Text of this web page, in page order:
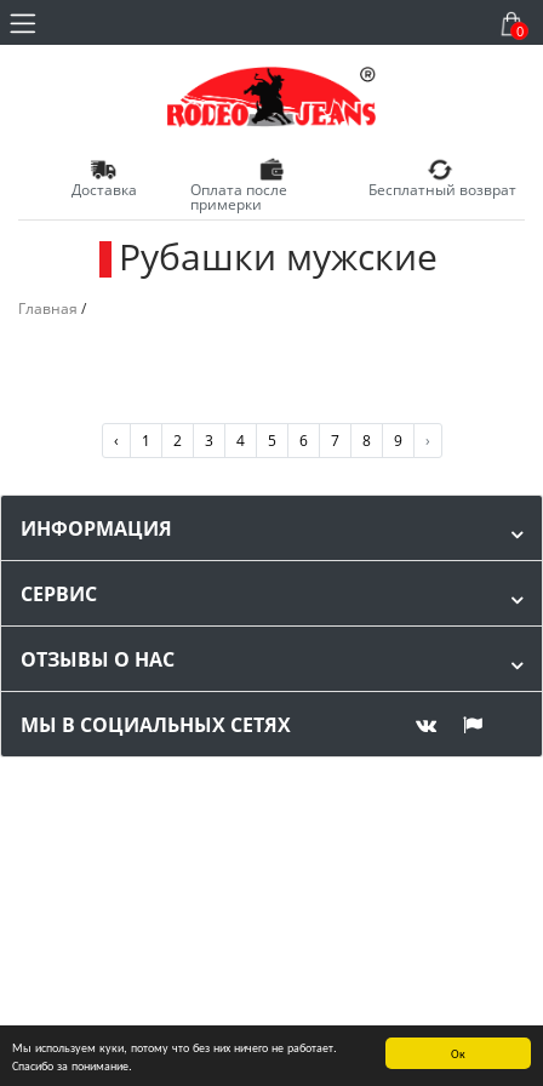
Ок
Мы используем куки, потому что без них ничего не работает.
Спасибо за понимание.
0
Доставка Оплата после
примерки
Бесплатный возврат
Рубашки мужские
Главная /
‹ 1 2 3 4 5 6 7 8 9 ›
ИНФОРМАЦИЯ
СЕРВИС
ОТЗЫВЫ О НАС
МЫ В СОЦИАЛЬНЫХ СЕТЯХ